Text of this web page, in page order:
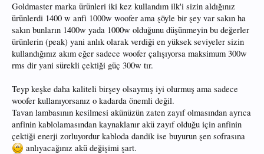
Goldmaster marka ürünleri iki kez kullandım ilk'i sizin aldığınız
ürünlerdi 1400 w anfi 1000w woofer ama şöyle bir şey var sakın ha
sakın bunların 1400w yada 1000w olduğunu düşünmeyin bu değerler
ürünlerin (peak) yani anlık olarak verdiği en yüksek seviyeler sizin
kullandığınız akım eğer sadece woofer çalışıyorsa maksimum 300w
rms dir yani sürekli çektiği güç 300w tır.
Teyp keşke daha kaliteli birşey olsaymış iyi olurmuş ama sadece
woofer kullanıyorsanız o kadarda önemli değil.
Tavan lambasının kesilmesi akünüzün zaten zayıf olmasından ayrıca
anfinin kablolamasından kaynaklanır akü zayıf olduğu için anfinin
çektiği enerji zorluyordur kabloda dandik ise buyurun şen sofrasına
anlıyacağınız akü değişimi şart.